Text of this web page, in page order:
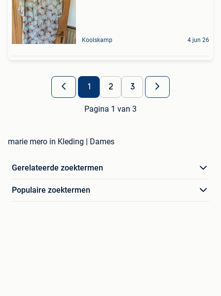
Koolskamp 4 jun 26
1 2 3
Pagina 1 van 3
marie mero in Kleding | Dames
Gerelateerde zoektermen
Populaire zoektermen